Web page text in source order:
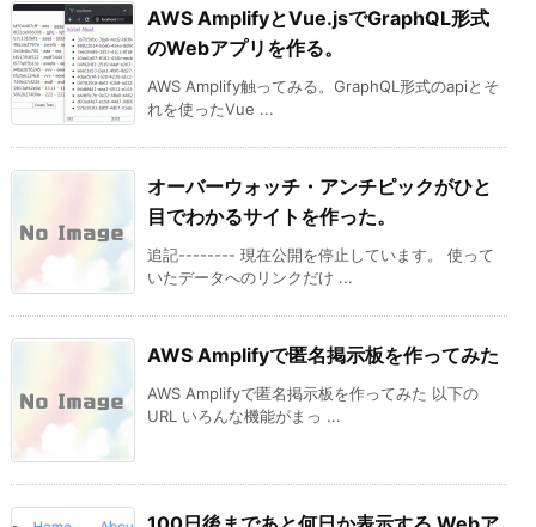
AWS AmplifyとVue.jsでGraphQL形式
のWebアプリを作る。
AWS Amplify触ってみる。GraphQL形式のapiとそ
れを使ったVue ...
オーバーウォッチ・アンチピックがひと
目でわかるサイトを作った。
追記-------- 現在公開を停止しています。 使って
いたデータへのリンクだけ ...
AWS Amplifyで匿名掲示板を作ってみた
AWS Amplifyで匿名掲示板を作ってみた 以下の
URL いろんな機能がまっ ...